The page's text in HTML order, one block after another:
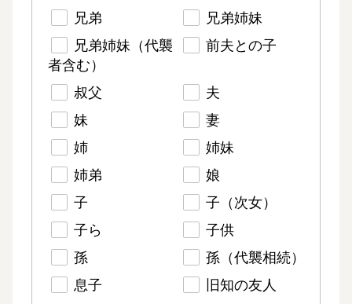
兄弟
兄弟姉妹
兄弟姉妹（代襲
者含む）
前夫との子
叔父
夫
妹
妻
姉
姉妹
姉弟
娘
子
子（次女）
子ら
子供
孫
孫（代襲相続）
息子
旧知の友人